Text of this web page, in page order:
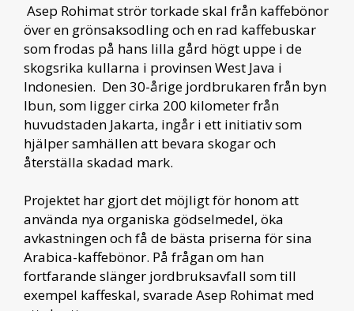
Asep Rohimat strör torkade skal från kaffebönor
över en grönsaksodling och en rad kaffebuskar
som frodas på hans lilla gård högt uppe i de
skogsrika kullarna i provinsen West Java i
Indonesien. Den 30-årige jordbrukaren från byn
Ibun, som ligger cirka 200 kilometer från
huvudstaden Jakarta, ingår i ett initiativ som
hjälper samhällen att bevara skogar och
återställa skadad mark.
Projektet har gjort det möjligt för honom att
använda nya organiska gödselmedel, öka
avkastningen och få de bästa priserna för sina
Arabica-kaffebönor. På frågan om han
fortfarande slänger jordbruksavfall som till
exempel kaffeskal, svarade Asep Rohimat med